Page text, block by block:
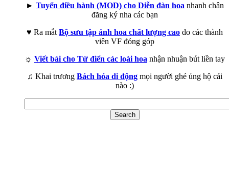
► Tuyển điều hành (MOD) cho Diễn đàn hoa nhanh chân
đăng ký nha các bạn
♥ Ra mắt Bộ sưu tập ảnh hoa chất lượng cao do các thành
viên VF đóng góp
☼ Viết bài cho Từ điển các loài hoa nhận nhuận bút liền tay
♫ Khai trương Bách hóa di động mọi người ghé ủng hộ cái
nào :)